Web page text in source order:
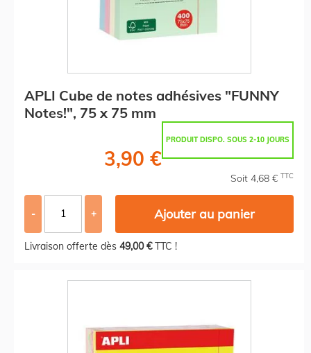
APLI Cube de notes adhésives "FUNNY
Notes!", 75 x 75 mm
PRODUIT DISPO. SOUS 2-10 JOURS
3,90 €
Soit 4,68 € TTC
- + Ajouter au panier
Livraison offerte dès 49,00 €TTC !